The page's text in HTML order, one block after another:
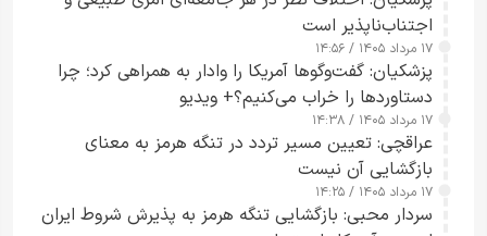
اجتناب‌ناپذیر است
۱۷ مرداد ۱۴۰۵ / ۱۴:۵۶
پزشکیان: گفت‌وگوها آمریکا را وادار به همراهی کرد؛ چرا
دستاوردها را خراب می‌کنیم؟+ ویدیو
۱۷ مرداد ۱۴۰۵ / ۱۴:۳۸
عراقچی: تعیین مسیر تردد در تنگه هرمز به معنای
بازگشایی آن نیست
۱۷ مرداد ۱۴۰۵ / ۱۴:۲۵
سردار محبی: بازگشایی تنگه هرمز به پذیرش شروط ایران